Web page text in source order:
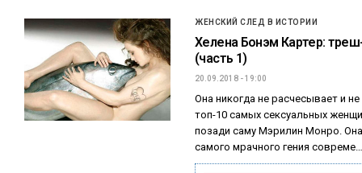
ЖЕНСКИЙ СЛЕД В ИСТОРИИ
Хелена Бонэм Картер:
(часть 1)
20.09.2018 - 19:00
Она никогда не расчесывает и
топ-10 самых сексуальных
позади саму Мэрилин Монро.
самого мрачного гения